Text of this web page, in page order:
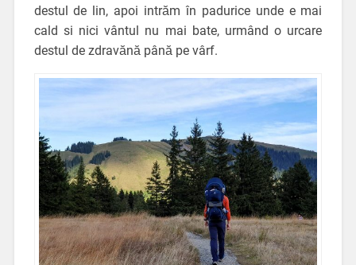
destul de lin, apoi intrăm în padurice unde e mai
cald si nici vântul nu mai bate, urmând o urcare
destul de zdravănă până pe vârf.